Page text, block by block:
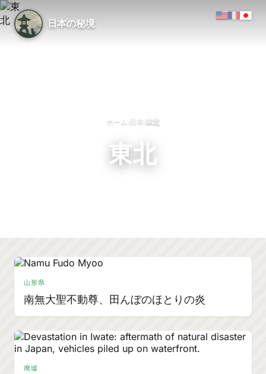
日本の秘境
ホーム 日本›東北
東北
山形県
南無大聖不動尊、田んぼのほとりの炎
廃墟